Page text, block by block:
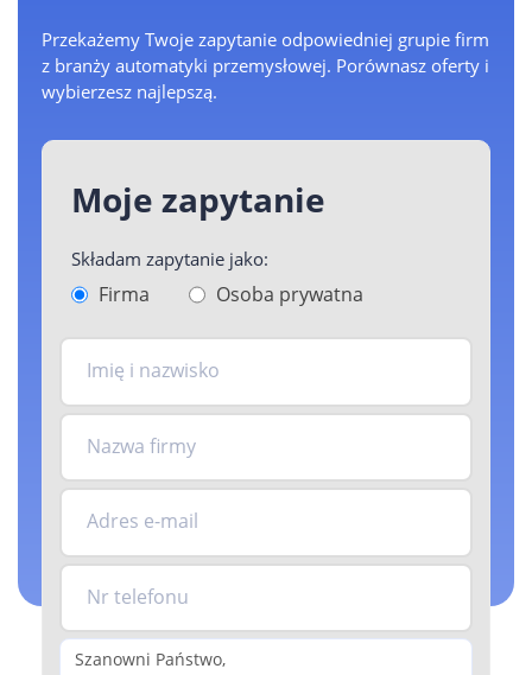
Przekażemy Twoje zapytanie odpowiedniej grupie firm
z branży automatyki przemysłowej. Porównasz oferty i
wybierzesz najlepszą.
Moje zapytanie
Składam zapytanie jako:
Firma Osoba prywatna
Imię i nazwisko
Nazwa firmy
Adres e-mail
Nr telefonu